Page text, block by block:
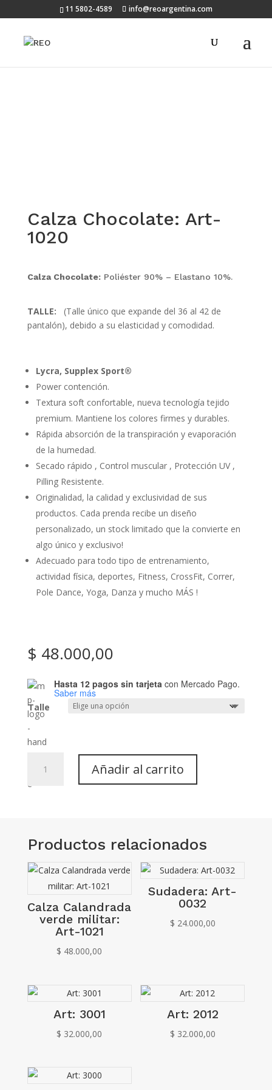
11 5802-4589 info@reoargentina.com
Calza Chocolate: Art-
1020
Calza Chocolate:Poliéster 90% – Elastano 10%.
TALLE:
(Talle único que expande del 36 al 42 de
pantalón), debido a su elasticidad y comodidad.
Lycra, Supplex Sport®
Power contención.
Textura soft confortable, nueva tecnología tejido
premium. Mantiene los colores firmes y durables.
Rápida absorción de la transpiración y evaporación
de la humedad.
Secado rápido , Control muscular , Protección UV ,
Pilling Resistente.
Originalidad, la calidad y exclusividad de sus
productos. Cada prenda recibe un diseño
personalizado, un stock limitado que la convierte en
algo único y exclusivo!
Adecuado para todo tipo de entrenamiento,
actividad física, deportes, Fitness, CrossFit, Correr,
Pole Dance, Yoga, Danza y mucho MÁS !
$ 48.000,00
Hasta 12 pagos sin tarjetacon Mercado Pago.
Saber más
Talle
Chocolate:
Art-
Añadir al carrito
Productos relacionados
Calza Calandrada
verde militar:
Art-1021
$ 48.000,00
Sudadera: Art-
0032
$ 24.000,00
Art: 3001
$ 32.000,00
Art: 2012
$ 32.000,00